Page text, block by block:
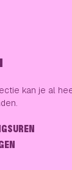
kan je al